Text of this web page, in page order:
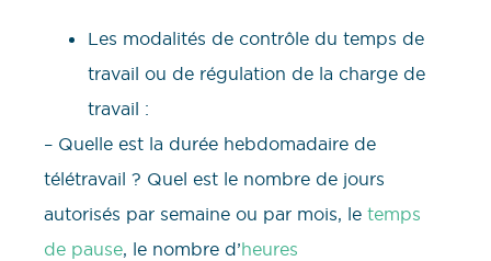
Les modalités de contrôle du temps de
travail ou de régulation de la charge de
travail :
– Quelle est la durée hebdomadaire de
télétravail ? Quel est le nombre de jours
autorisés par semaine ou par mois, le temps
de pause, le nombre d’heures